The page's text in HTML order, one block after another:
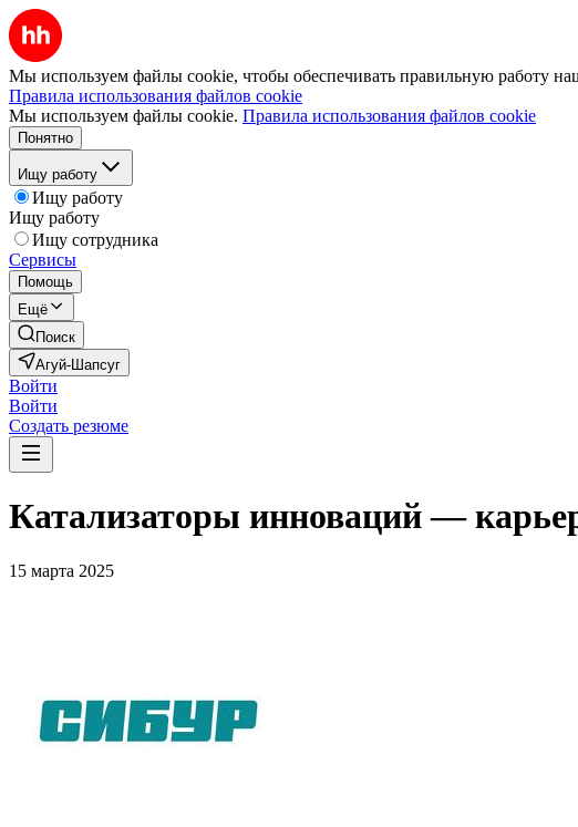
Мы используем файлы cookie, чтобы обеспечивать правильную работу
Правила использования файлов cookie
Мы используем файлы cookie. Правила использования файлов cookie
Понятно
Ищу работу
Ищу работу
Ищу работу
Ищу сотрудника
Сервисы
Помощь
Ещё
Поиск
Агуй-Шапсуг
Войти
Войти
Создать резюме
Катализаторы инноваций —
15 марта 2025